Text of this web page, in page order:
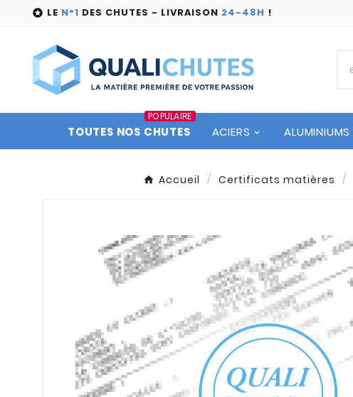
 LE N°1 DES CHUTES - LIVRAISON 24-48H !
TOUTES NOS CHUTES
POPULAIRE
ACIERS ALUMINIUMS
Accueil Certificats matières